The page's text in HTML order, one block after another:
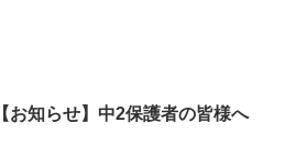
【お知らせ】中2保護者の皆様へ